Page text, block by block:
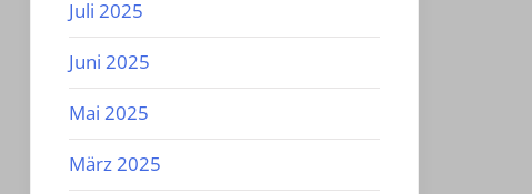
Juli 2025
Juni 2025
Mai 2025
März 2025